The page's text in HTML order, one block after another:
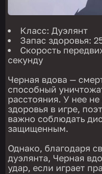
Класс: Дуэлянт
Запас здоровья:
Скорость
секунду
Черная вдова —
способный
расстояния. У нее
здоровья в игре,
важно соблюдать
защищенным.
Однако, благодаря
дуэлянта, Черная
удар, если играет